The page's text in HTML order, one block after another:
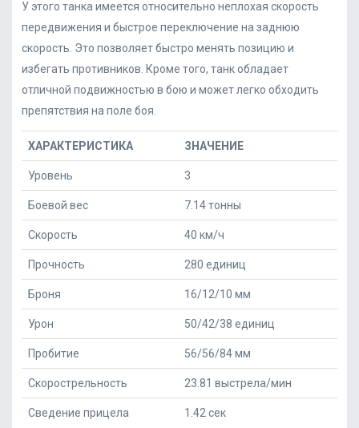
У этого танка имеется относительно неплохая скорость
передвижения и быстрое переключение на заднюю
скорость. Это позволяет быстро менять позицию и
избегать противников. Кроме того, танк обладает
отличной подвижностью в бою и может легко обходить
препятствия на поле боя.
ХАРАКТЕРИСТИКА ЗНАЧЕНИЕ
Уровень 3
Боевой вес 7.14 тонны
Скорость 40 км/ч
Прочность 280 единиц
Броня 16/12/10 мм
Урон 50/42/38 единиц
Пробитие 56/56/84 мм
Скорострельность 23.81 выстрела/мин
Сведение прицела 1.42 сек